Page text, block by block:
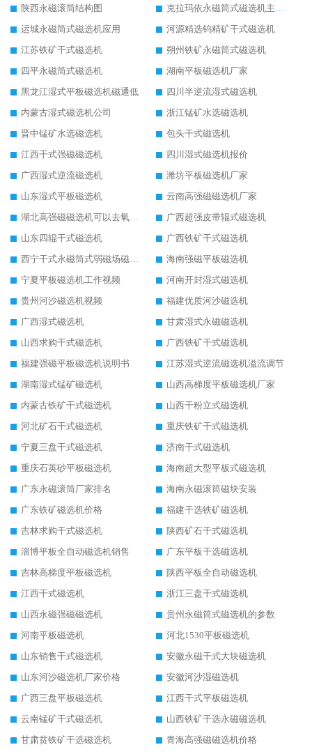
陕西永磁滚筒结构图
克拉玛依永磁筒式磁选机主要技术参数
运城永磁筒式磁选机应用
河源精选钨精矿干式磁选机
江苏铁矿干式磁选机
朔州铁矿永磁筒式磁选机
四平永磁筒式磁选机
湖南平板磁选机厂家
黑龙江湿式平板磁选机磁通低
四川半逆流湿式磁选机
内蒙古湿式磁选机公司
浙江锰矿水选磁选机
晋中锰矿水选磁选机
包头干式磁选机
江西干式强磁磁选机
四川湿式磁选机报价
广西湿式逆流磁选机
潍坊平板磁选机厂家
山东湿式平板磁选机
云南高强磁磁选机厂家
湖北高强磁磁选机可以去氧化铝
广西超强皮带辊式磁选机
山东四辊干式磁选机
广西铁矿干式磁选机
西宁干式永磁筒式弱磁场磁选机结构图
海南强磁平板磁选机
宁夏平板磁选机工作视频
河南开封湿式磁选机
贵州河沙磁选机视频
福建优质河沙磁选机
广西湿式磁选机
甘肃湿式永磁磁选机
山西求购干式磁选机
广西铁矿干式磁选机
福建强磁平板磁选机说明书
江苏湿式逆流磁选机溢流调节
湖南湿式锰矿磁选机
山西高梯度平板磁选机厂家
内蒙古铁矿干式磁选机
山西干粉立式磁选机
河北矿石干式磁选机
重庆铁矿干式磁选机
宁夏三盘干式磁选机
济南干式磁选机
重庆石英砂平板磁选机
海南超大型平板式磁选机
广东永磁滚筒厂家排名
海南永磁滚筒磁块安装
广东铁矿磁选机价格
福建干选铁矿磁选机
吉林求购干式磁选机
陕西矿石干式磁选机
淄博平板全自动磁选机销售
广东平板干选磁选机
吉林高梯度平板磁选机
陕西平板全自动磁选机
江西干式磁选机
浙江三盘干式磁选机
山西永磁强磁磁选机
贵州永磁筒式磁选机的参数
河南平板磁选机
河北1530平板磁选机
山东销售干式磁选机
安徽永磁干式大块磁选机
山东河沙磁选机厂家价格
安徽河沙湿磁选机
广西三盘平板磁选机
江西干式平板磁选机
云南锰矿干式磁选机
山西铁矿干选永磁磁选机
甘肃贫铁矿干选磁选机
青海高强磁磁选机价格